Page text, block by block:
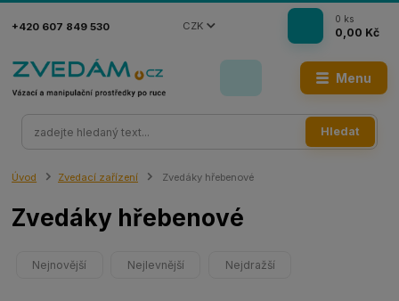
Menu
CZK
Hledat
+420 607 849 530
0 ks
0,00 Kč
Úvod Zvedací zařízení Zvedáky hřebenové
Zvedáky hřebenové
Nejnovější Nejlevnější Nejdražší